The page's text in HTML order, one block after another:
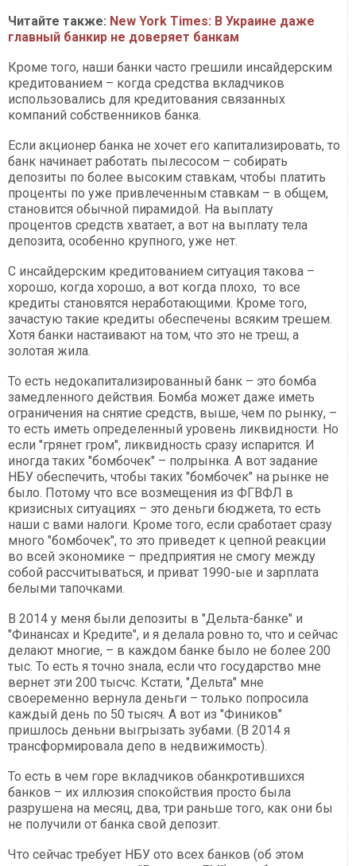
Читайте также: New York Times: В Украине даже
главный банкир не доверяет банкам
Кроме того, наши банки часто грешили инсайдерским
кредитованием – когда средства вкладчиков
использовались для кредитования связанных
компаний собственников банка.
Если акционер банка не хочет его капитализировать, то
банк начинает работать пылесосом – собирать
депозиты по более высоким ставкам, чтобы платить
проценты по уже привлеченным ставкам – в общем,
становится обычной пирамидой. На выплату
процентов средств хватает, а вот на выплату тела
депозита, особенно крупного, уже нет.
С инсайдерским кредитованием ситуация такова –
хорошо, когда хорошо, а вот когда плохо, то все
кредиты становятся неработающими. Кроме того,
зачастую такие кредиты обеспечены всяким трешем.
Хотя банки настаивают на том, что это не треш, а
золотая жила.
То есть недокапитализированный банк – это бомба
замедленного действия. Бомба может даже иметь
ограничения на снятие средств, выше, чем по рынку, –
то есть иметь определенный уровень ликвидности. Но
если "грянет гром", ликвидность сразу испарится. И
иногда таких "бомбочек" – полрынка. А вот задание
НБУ обеспечить, чтобы таких "бомбочек" на рынке не
было. Потому что все возмещения из ФГВФЛ в
кризисных ситуациях – это деньги бюджета, то есть
наши с вами налоги. Кроме того, если сработает сразу
много "бомбочек", то это приведет к цепной реакции
во всей экономике – предприятия не смогу между
собой рассчитываться, и приват 1990-ые и зарплата
белыми тапочками.
В 2014 у меня были депозиты в "Дельта-банке" и
"Финансах и Кредите", и я делала ровно то, что и сейчас
делают многие, – в каждом банке было не более 200
тыс. То есть я точно знала, если что государство мне
вернет эти 200 тысчс. Кстати, "Дельта" мне
своеременно вернула деньги – только попросила
каждый день по 50 тысяч. А вот из "Фиников"
пришлось деньни выгрызать зубами. (В 2014 я
трансформировала депо в недвижимость).
То есть в чем горе вкладчиков обанкротившихся
банков – их иллюзия спокойствия просто была
разрушена на месяц, два, три раньше того, как они бы
не получили от банка свой депозит.
Что сейчас требует НБУ ото всех банков (об этом